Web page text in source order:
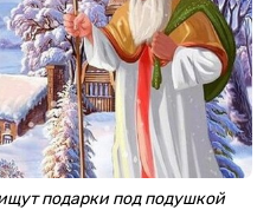
подарки под подушкой